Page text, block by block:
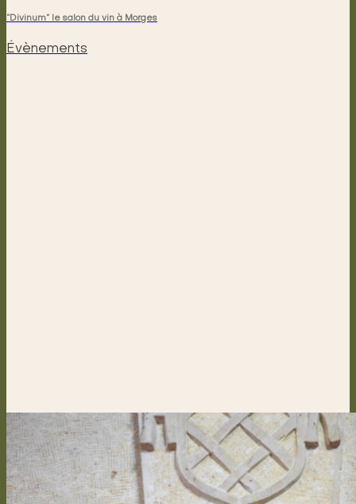
“Divinum” le salon du vin à Morges
Évènements